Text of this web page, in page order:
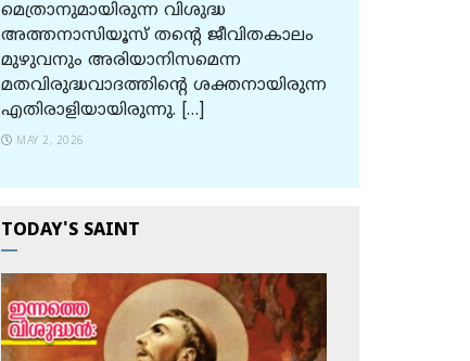
മെത്രാനുമായിരുന്ന വിശുദ്ധ
അത്തനാസിയൂസ് തന്റെ ജീവിതകാലം
മുഴുവനും അരിയാനിസമെന്ന
മതവിരുദ്ധവാദത്തിന്റെ ശക്തനായിരുന്ന
എതിരാളിയായിരുന്നു. […]
MAY 2, 2026
TODAY'S SAINT